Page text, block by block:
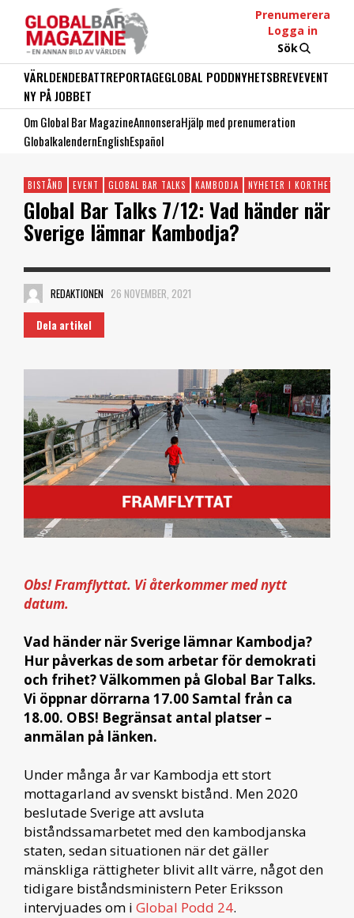
Prenumerera
Logga in
Sök
VÄRLDENDEBATTREPORTAGEGLOBAL PODDNYHETSBREVEVENT
NY PÅ JOBBET
Om Global Bar MagazineAnnonseraHjälp med prenumeration
GlobalkalendernEnglishEspañol
BISTÅND EVENT GLOBAL BAR TALKS KAMBODJA NYHETER I KORTHET
Global Bar Talks 7/12: Vad händer när
Sverige lämnar Kambodja?
REDAKTIONEN 26 NOVEMBER, 2021
Dela artikel
Obs! Framflyttat. Vi återkommer med nytt
datum.
Vad händer när Sverige lämnar Kambodja?
Hur påverkas de som arbetar för demokrati
och frihet? Välkommen på Global Bar Talks.
Vi öppnar dörrarna 17.00 Samtal från ca
18.00. OBS! Begränsat antal platser –
anmälan på länken.
Under många år var Kambodja ett stort
mottagarland av svenskt bistånd. Men 2020
beslutade Sverige att avsluta
biståndssamarbetet med den kambodjanska
staten, sedan situationen när det gäller
mänskliga rättigheter blivit allt värre, något den
tidigare biståndsministern Peter Eriksson
intervjuades om i Global Podd 24.